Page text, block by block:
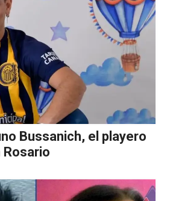
Bussanich, el playero
Rosario